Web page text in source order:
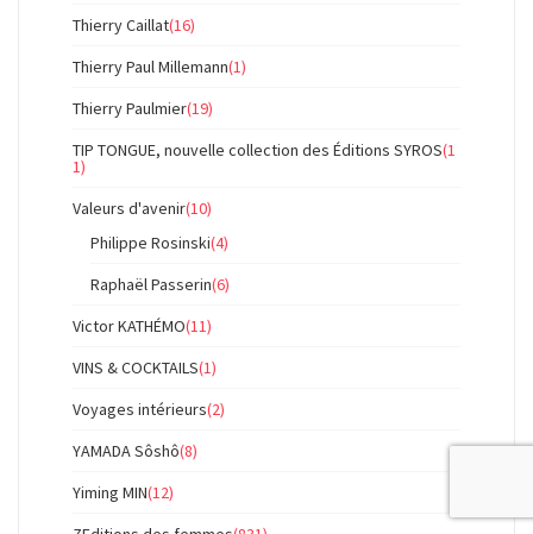
Thierry Caillat(16)
Thierry Paul Millemann(1)
Thierry Paulmier(19)
TIP TONGUE, nouvelle collection des Éditions SYROS(1
1)
Valeurs d'avenir(10)
Philippe Rosinski(4)
Raphaël Passerin(6)
Victor KATHÉMO(11)
VINS & COCKTAILS(1)
Voyages intérieurs(2)
YAMADA Sôshô(8)
Yiming MIN(12)